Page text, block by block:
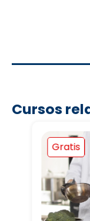
Cursos
Gratis